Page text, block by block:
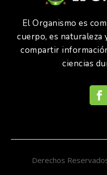
El Organismo es
cuerpo, es naturaleza
compartir
ciencias
Derechos